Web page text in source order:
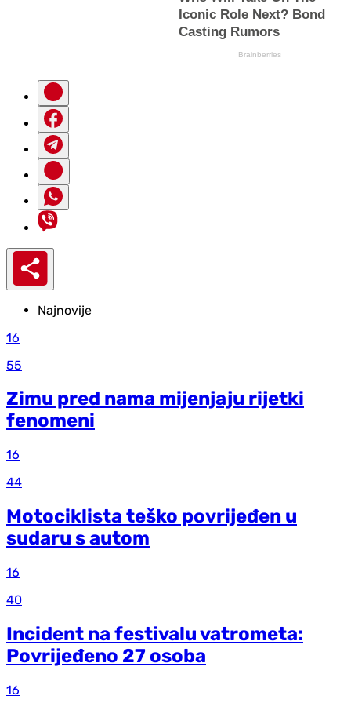
Najnovije
16
55
Zimu pred nama mijenjaju rijetki
fenomeni
16
44
Motociklista teško povrijeđen u
sudaru s autom
16
40
Incident na festivalu vatrometa:
Povrijeđeno 27 osoba
16